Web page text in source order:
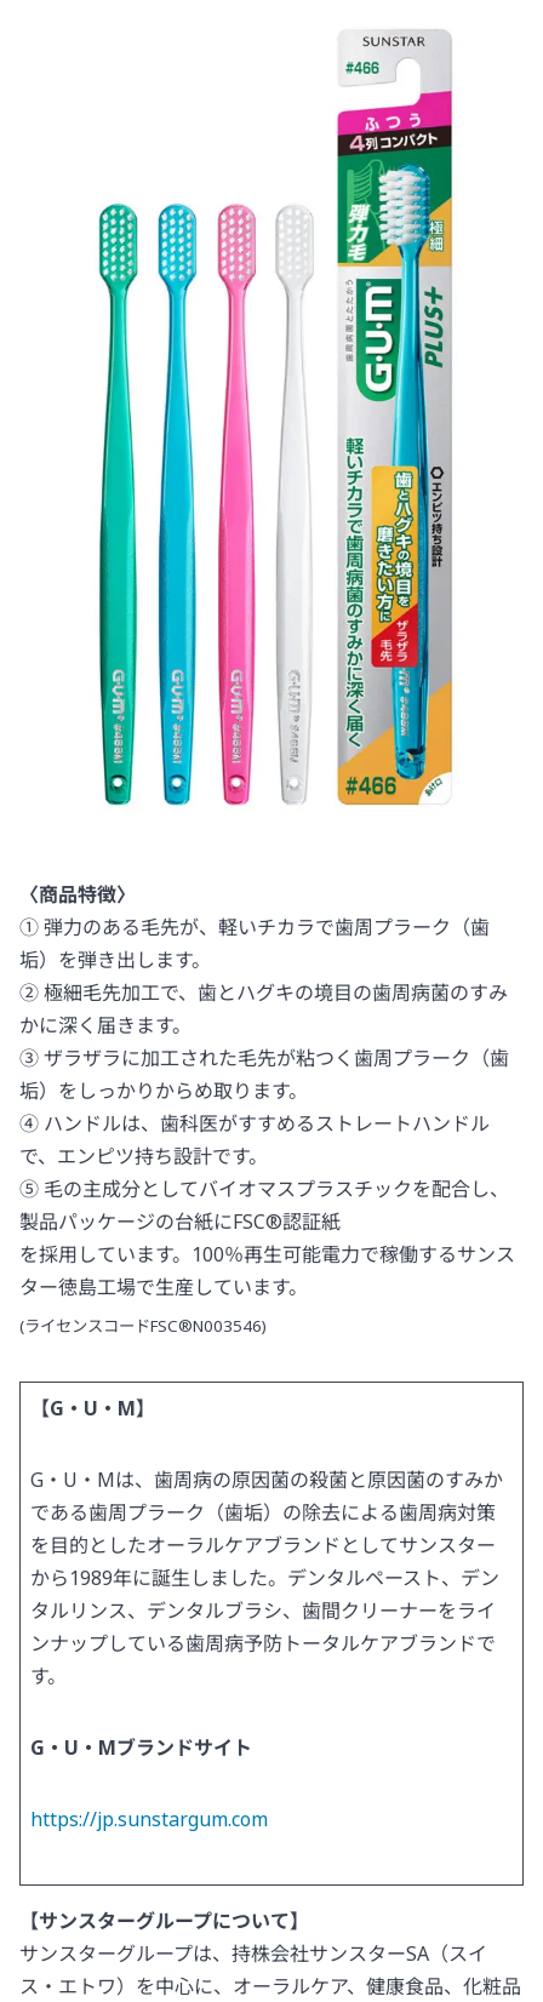
〈商品特徴〉
① 弾力のある毛先が、軽いチカラで歯周プラーク（歯
垢）を弾き出します。
② 極細毛先加工で、歯とハグキの境目の歯周病菌のすみ
かに深く届きます。
③ ザラザラに加工された毛先が粘つく歯周プラーク（歯
垢）をしっかりからめ取ります。
④ ハンドルは、歯科医がすすめるストレートハンドル
で、エンピツ持ち設計です。
⑤ 毛の主成分としてバイオマスプラスチックを配合し、
製品パッケージの台紙にFSC®認証紙
を採用しています。100％再生可能電力で稼働するサンス
ター徳島工場で生産しています。
(ライセンスコードFSC®N003546)
【G・U・M】
G・U・Mは、歯周病の原因菌の殺菌と原因菌のすみか
である歯周プラーク（歯垢）の除去による歯周病対策
を目的としたオーラルケアブランドとしてサンスター
から1989年に誕生しました。デンタルペースト、デン
タルリンス、デンタルブラシ、歯間クリーナーをライ
ンナップしている歯周病予防トータルケアブランドで
す。
G・U・Mブランドサイト
https://jp.sunstargum.com
【サンスターグループについて】
サンスターグループは、持株会社サンスターSA（スイ
ス・エトワ）を中心に、オーラルケア、健康食品、化粧品